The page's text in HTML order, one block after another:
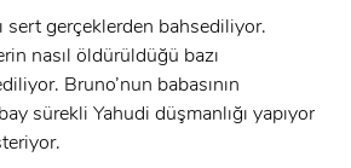
sert gerçeklerden bahsediliyor.
nasıl öldürüldüğü bazı
Bruno’nun babasının
sürekli Yahudi düşmanlığı yapıyor